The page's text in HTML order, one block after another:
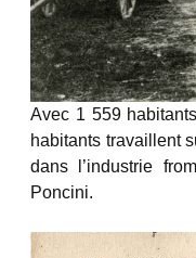
Avec 1 559
habitants travaillent
dans l’industrie
Poncini.